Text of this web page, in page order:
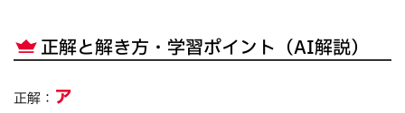
正解と解き方・学習ポイント（AI解説）
正解： ア